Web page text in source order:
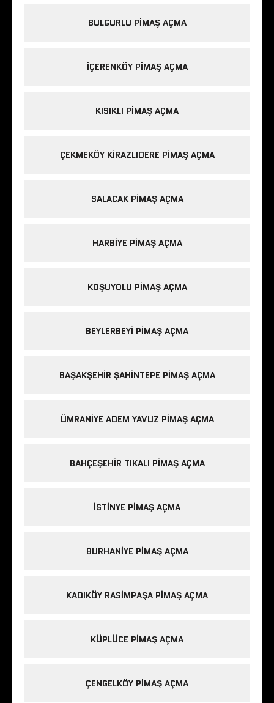
BULGURLU PIMAŞ AÇMA
IÇERENKÖY PIMAŞ AÇMA
KISIKLI PIMAŞ AÇMA
ÇEKMEKÖY KIRAZLIDERE PIMAŞ AÇMA
SALACAK PIMAŞ AÇMA
HARBIYE PIMAŞ AÇMA
KOŞUYOLU PIMAŞ AÇMA
BEYLERBEYI PIMAŞ AÇMA
BAŞAKŞEHIR ŞAHINTEPE PIMAŞ AÇMA
ÜMRANIYE ADEM YAVUZ PIMAŞ AÇMA
BAHÇEŞEHIR TIKALI PIMAŞ AÇMA
ISTINYE PIMAŞ AÇMA
BURHANIYE PIMAŞ AÇMA
KADIKÖY RASIMPAŞA PIMAŞ AÇMA
KÜPLÜCE PIMAŞ AÇMA
ÇENGELKÖY PIMAŞ AÇMA